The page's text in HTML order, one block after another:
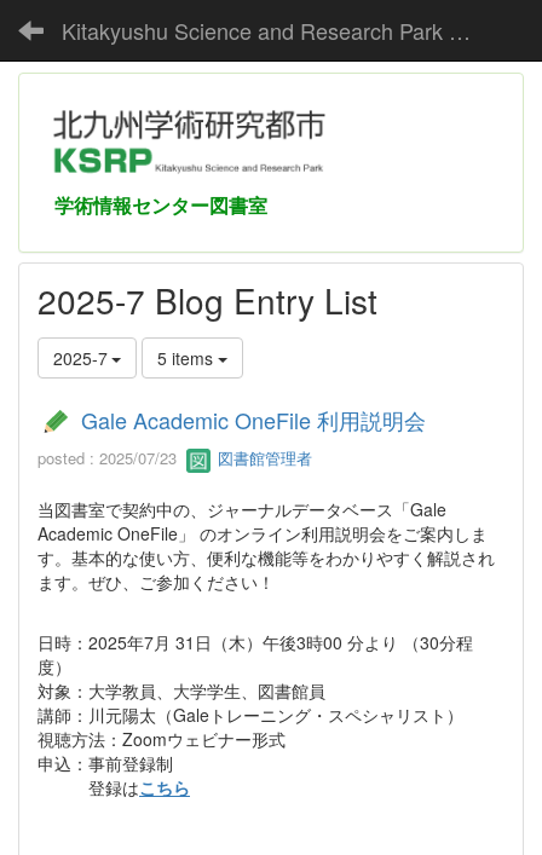
Kitakyushu Science and Research Park Media Center
学術情報センター図書室
2025-7 Blog Entry List
2025-7 5 items
Gale Academic OneFile 利用説明会
posted : 2025/07/23 図書館管理者
当図書室で契約中の、ジャーナルデータベース「Gale
Academic OneFile」 のオンライン利用説明会をご案内しま
す。基本的な使い方、便利な機能等をわかりやすく解説され
ます。ぜひ、ご参加ください！
日時：2025年7月 31日（木）午後3時00 分より （30分程
度）
対象：大学教員、大学学生、図書館員
講師：川元陽太（Galeトレーニング・スペシャリスト）
視聴方法：Zoomウェビナー形式
申込：事前登録制
登録はこちら